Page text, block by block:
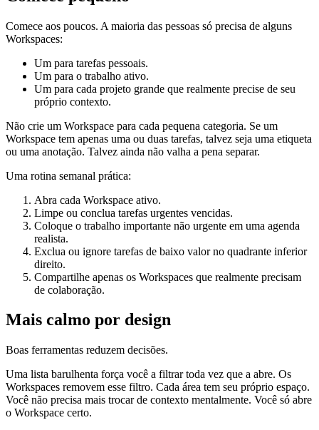
Comece aos poucos. A maioria das pessoas só precisa de alguns
Workspaces:
Um para tarefas pessoais.
Um para o trabalho ativo.
Um para cada projeto grande que realmente precise de seu
próprio contexto.
Não crie um Workspace para cada pequena categoria. Se um
Workspace tem apenas uma ou duas tarefas, talvez seja uma etiqueta
ou uma anotação. Talvez ainda não valha a pena separar.
Uma rotina semanal prática:
Abra cada Workspace ativo.
Limpe ou conclua tarefas urgentes vencidas.
Coloque o trabalho importante não urgente em uma agenda
realista.
Exclua ou ignore tarefas de baixo valor no quadrante inferior
direito.
Compartilhe apenas os Workspaces que realmente precisam
de colaboração.
Mais calmo por design
Boas ferramentas reduzem decisões.
Uma lista barulhenta força você a filtrar toda vez que a abre. Os
Workspaces removem esse filtro. Cada área tem seu próprio espaço.
Você não precisa mais trocar de contexto mentalmente. Você só abre
o Workspace certo.